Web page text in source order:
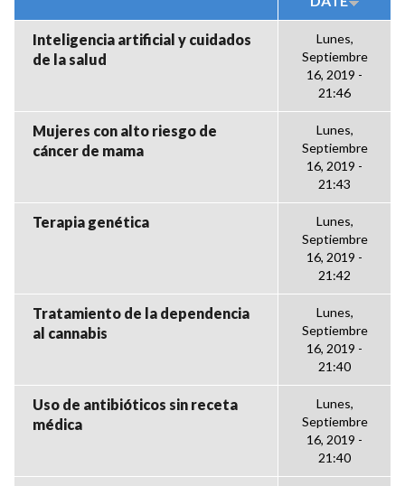
Inteligencia artificial y cuidados
de la salud
Lunes,
Septiembre
16, 2019 -
21:46
Mujeres con alto riesgo de
cáncer de mama
Lunes,
Septiembre
16, 2019 -
21:43
Terapia genética
Lunes,
Septiembre
16, 2019 -
21:42
Tratamiento de la dependencia
al cannabis
Lunes,
Septiembre
16, 2019 -
21:40
Uso de antibióticos sin receta
médica
Lunes,
Septiembre
16, 2019 -
21:40